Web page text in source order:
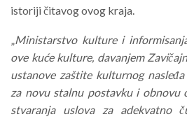
istoriji čitavog ovog kraja.
Ministarstvo kulture i
ove kuće kulture, davanjem
ustanove zaštite kulturnog
za novu stalnu postavku i obnovu
stvaranja uslova za adekvatno